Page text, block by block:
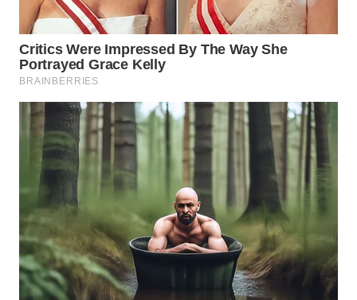
LABUANBAJO
BORNEO
WAHANA
NEWS
WAHANA
TANI